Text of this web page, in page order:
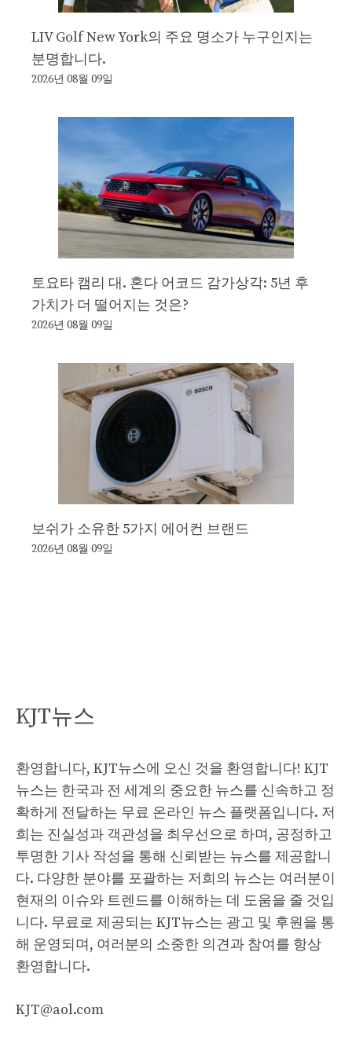
LIV Golf New York의 주요 명소가 누구인지는
분명합니다.
2026년 08월 09일
토요타 캠리 대. 혼다 어코드 감가상각: 5년 후
가치가 더 떨어지는 것은?
2026년 08월 09일
보쉬가 소유한 5가지 에어컨 브랜드
2026년 08월 09일
KJT뉴스
환영합니다, KJT뉴스에 오신 것을 환영합니다! KJT
뉴스는 한국과 전 세계의 중요한 뉴스를 신속하고 정
확하게 전달하는 무료 온라인 뉴스 플랫폼입니다. 저
희는 진실성과 객관성을 최우선으로 하며, 공정하고
투명한 기사 작성을 통해 신뢰받는 뉴스를 제공합니
다. 다양한 분야를 포괄하는 저희의 뉴스는 여러분이
현재의 이슈와 트렌드를 이해하는 데 도움을 줄 것입
니다. 무료로 제공되는 KJT뉴스는 광고 및 후원을 통
해 운영되며, 여러분의 소중한 의견과 참여를 항상
환영합니다.
KJT@aol.com